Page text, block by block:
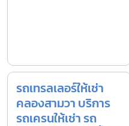
รถเทรลเลอร์ให้เช่า
คลองสามวา บริการ
รถเครนให้เช่า รถ